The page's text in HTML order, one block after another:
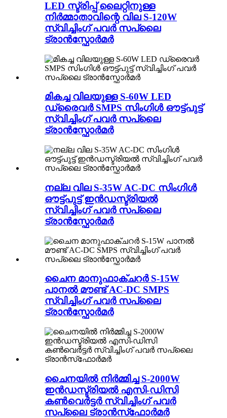
LED സ്ട്രിപ്പ് ലൈറ്റിനുള്ള
നിർമ്മാതാവിന്റെ വില S-120W
സ്വിച്ചിംഗ് പവർ സപ്ലൈ
ട്രാൻസ്ഫോർമർ
മികച്ച വിലയുള്ള S-60W LED
ഡ്രൈവർ SMPS സിംഗിൾ ഔട്ട്പുട്ട്
സ്വിച്ചിംഗ് പവർ സപ്ലൈ
ട്രാൻസ്ഫോർമർ
നല്ല വില S-35W AC-DC സിംഗിൾ
ഔട്ട്പുട്ട് ഇൻഡസ്ട്രിയൽ
സ്വിച്ചിംഗ് പവർ സപ്ലൈ
ട്രാൻസ്ഫോർമർ
ചൈന മാനുഫാക്ചറർ S-15W
പാനൽ മൗണ്ട് AC-DC SMPS
സ്വിച്ചിംഗ് പവർ സപ്ലൈ
ട്രാൻസ്ഫോർമർ
ചൈനയിൽ നിർമ്മിച്ച S-2000W
ഇൻഡസ്ട്രിയൽ എസി-ഡിസി
കൺവെർട്ടർ സ്വിച്ചിംഗ് പവർ
സപ്ലൈ ട്രാൻസ്‌ഫോർമർ